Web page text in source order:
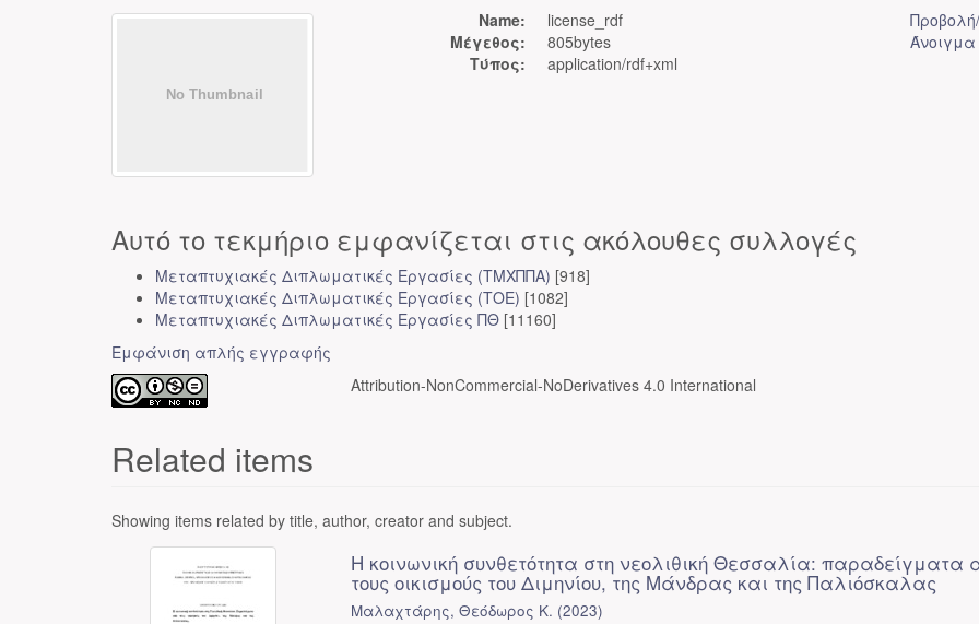
Name:
license_rdf
Μέγεθος:
805bytes
Τύπος:
application/rdf+xml
Άνοιγμα
Αυτό το τεκμήριο εμφανίζεται στις ακόλουθες συλλογές
Μεταπτυχιακές Διπλωματικές Εργασίες (ΤΜΧΠΠΑ) [918]
Μεταπτυχιακές Διπλωματικές Εργασίες (ΤΟΕ) [1082]
Μεταπτυχιακές Διπλωματικές Εργασίες ΠΘ [11160]
Εμφάνιση απλής εγγραφής
Attribution-NonCommercial-NoDerivatives 4.0 International
Related items
Showing items related by title, author, creator and subject.
Η κοινωνική συνθετότητα στη νεολιθική Θεσσαλία: παραδείγματα
τους οικισμούς του Διμηνίου, της Μάνδρας και της Παλιόσκαλας
Μαλαχτάρης, Θεόδωρος Κ. (2023)